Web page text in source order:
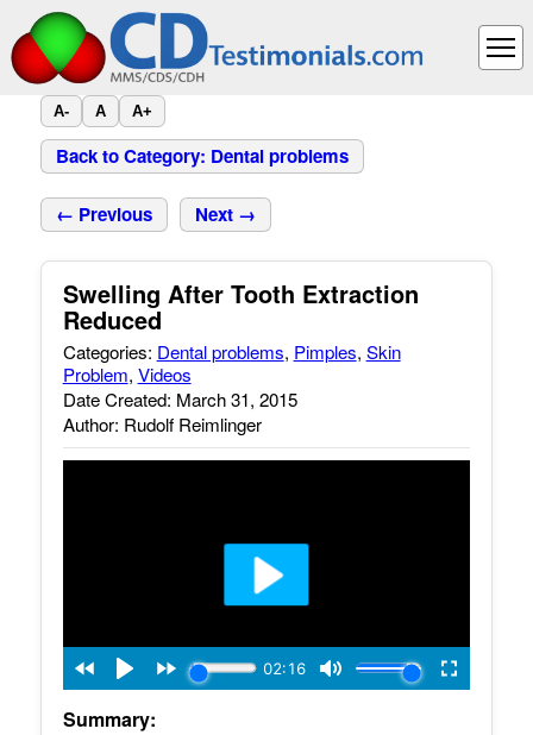
A- A A+
Back to Category: Dental problems
← Previous Next →
Swelling After Tooth Extraction
Reduced
Categories: Dental problems, Pimples, Skin
Problem, Videos
Date Created: March 31, 2015
Author: Rudolf Reimlinger
Summary: